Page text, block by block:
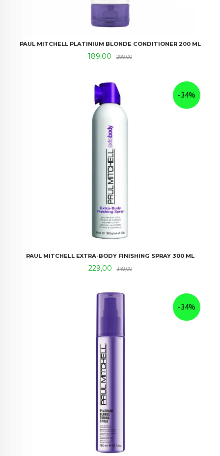
PAUL MITCHELL PLATINIUM BLONDE CONDITIONER 200 ML
Tilbud
189,00 299,00Rabatt
PAUL MITCHELL EXTRA-BODY FINISHING SPRAY 300 ML
Tilbud
229,00 349,00Rabatt
-34%
-34%